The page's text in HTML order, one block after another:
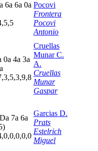
a 6a 6a 0a Pocovi
Frontera
Pocovi
Antonio
0a 4a 3a
a
Cruellas
Munar C.
A.
Cruellas
Munar
Gaspar
Da 7a 6a
Garcias D.
Prats
Estelrich
Miguel